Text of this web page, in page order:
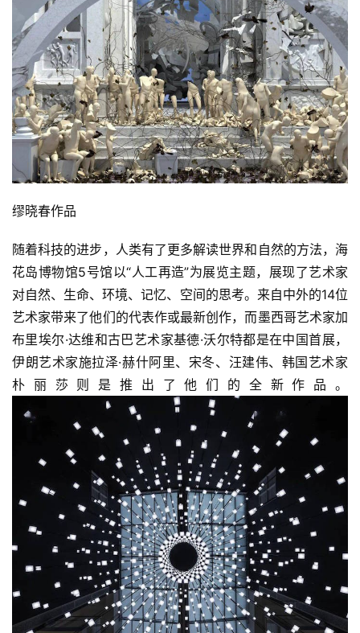
缪晓春作品
随着科技的进步，人类有了更多解读世界和自然的方法，海
花岛博物馆5号馆以“人工再造”为展览主题，展现了艺术家
对自然、生命、环境、记忆、空间的思考。来自中外的14位
艺术家带来了他们的代表作或最新创作，而墨西哥艺术家加
布里埃尔·达维和古巴艺术家基德·沃尔特都是在中国首展，
伊朗艺术家施拉泽·赫什阿里、宋冬、汪建伟、韩国艺术家
朴丽莎则是推出了他们的全新作品。